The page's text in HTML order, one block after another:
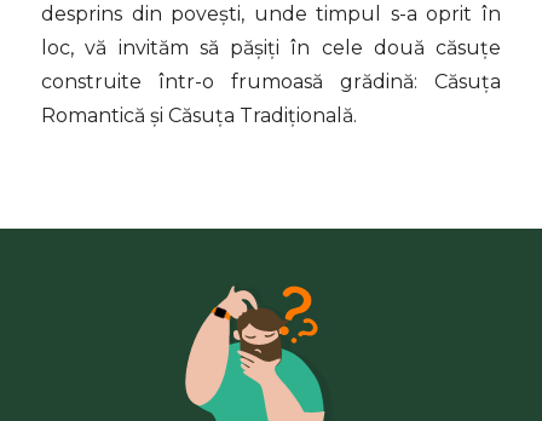
desprins din povești, unde timpul s-a oprit în
loc, vă invităm să pășiți în cele două căsuțe
construite într-o frumoasă grădină: Căsuța
Romantică și Căsuța Tradițională.